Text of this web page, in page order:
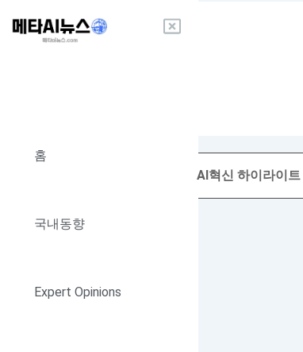
홈
국내동향
Expert Opinions
AI혁신 하이라이트